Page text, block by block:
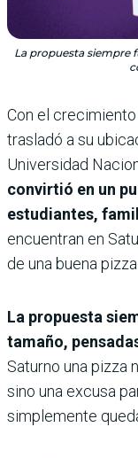
La propuesta siempre
Con el
trasladó a su
Universidad
convirtió en un
estudiantes,
encuentran en
de una buena pizza.
La propuesta
tamaño,
Saturno una pizza
sino una excusa
simplemente